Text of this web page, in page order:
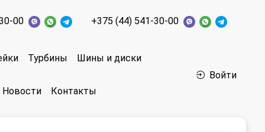
00 +375 (44) 541-30-00
Турбины Шины и диски
Новости Контакты
Войти